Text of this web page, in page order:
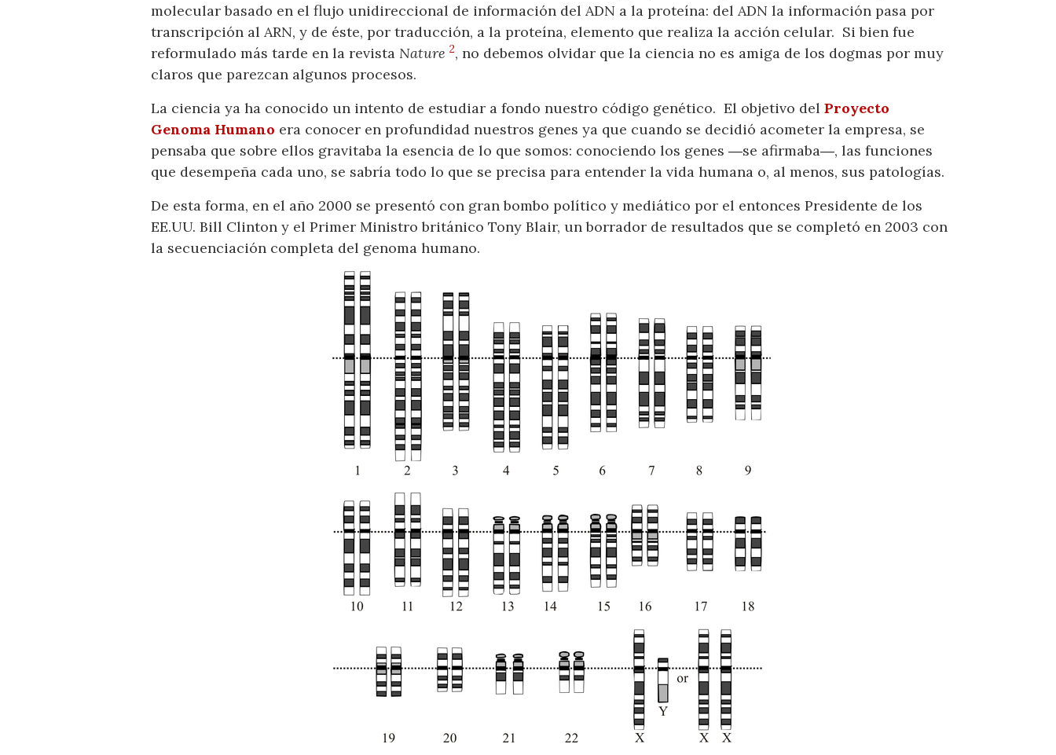
molecular basado en el flujo unidireccional de información del ADN a la proteína: del ADN la información pasa por
transcripción al ARN, y de éste, por traducción, a la proteína, elemento que realiza la acción celular. Si bien fue
reformulado más tarde en la revista Nature 2, no debemos olvidar que la ciencia no es amiga de los dogmas por muy
claros que parezcan algunos procesos.
La ciencia ya ha conocido un intento de estudiar a fondo nuestro código genético. El objetivo del Proyecto
Genoma Humano era conocer en profundidad nuestros genes ya que cuando se decidió acometer la empresa, se
pensaba que sobre ellos gravitaba la esencia de lo que somos: conociendo los genes ―se afirmaba―, las funciones
que desempeña cada uno, se sabría todo lo que se precisa para entender la vida humana o, al menos, sus patologías.
De esta forma, en el año 2000 se presentó con gran bombo político y mediático por el entonces Presidente de los
EE.UU. Bill Clinton y el Primer Ministro británico Tony Blair, un borrador de resultados que se completó en 2003 con
la secuenciación completa del genoma humano.